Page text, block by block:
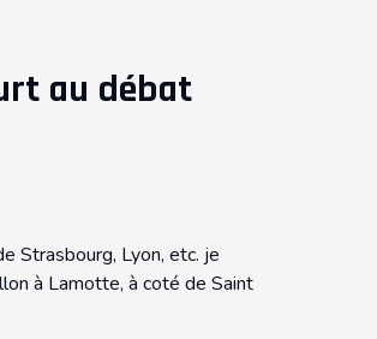
au débat
Strasbourg, Lyon, etc. je
à Lamotte, à coté de Saint